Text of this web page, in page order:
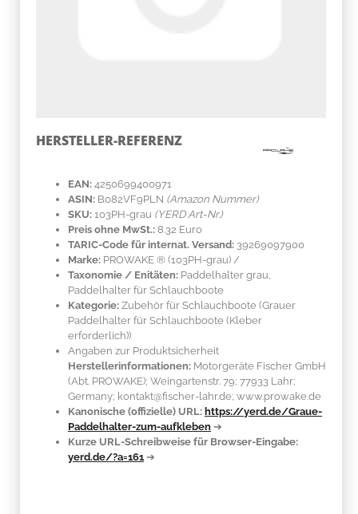
HERSTELLER-REFERENZ
EAN: 4250699400971
ASIN: B082VF9PLN (Amazon Nummer)
SKU: 103PH-grau (YERD Art-Nr.)
Preis ohne MwSt.: 8.32 Euro
TARIC-Code für internat. Versand: 39269097900
Marke: PROWAKE ® (103PH-grau) /
Taxonomie / Enitäten: Paddelhalter grau,
Paddelhalter für Schlauchboote
Kategorie: Zubehör für Schlauchboote (Grauer
Paddelhalter für Schlauchboote (Kleber
erforderlich))
Angaben zur Produktsicherheit
Herstellerinformationen: Motorgeräte Fischer GmbH
(Abt. PROWAKE); Weingartenstr. 79; 77933 Lahr;
Germany; kontakt@fischer-lahr.de; www.prowake.de
Kanonische (offizielle) URL: https://yerd.de/Graue-
Paddelhalter-zum-aufkleben ➔
Kurze URL-Schreibweise für Browser-Eingabe:
yerd.de/?a=161 ➔